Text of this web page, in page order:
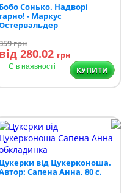
Бобо Сонько. Надворі
гарно! - Маркус
грн
від 280.02 грн
Є в наявності КУПИТИ
Цукерки від Цукерконоша.
Сапена Анна, 80 с.